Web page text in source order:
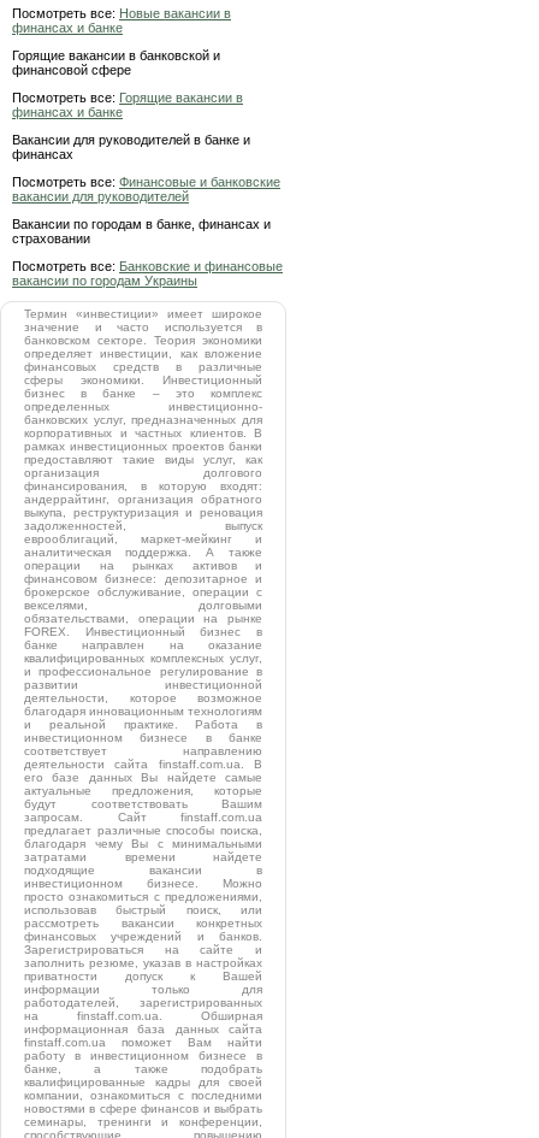
Посмотреть все: Новые вакансии в
финансах и банке
Горящие вакансии в банковской и
финансовой сфере
Посмотреть все: Горящие вакансии в
финансах и банке
Вакансии для руководителей в банке и
финансах
Посмотреть все: Финансовые и банковские
вакансии для руководителей
Вакансии по городам в банке, финансах и
страховании
Посмотреть все: Банковские и финансовые
вакансии по городам Украины
Термин «инвестиции» имеет широкое
значение и часто используется в
банковском секторе. Теория экономики
определяет инвестиции, как вложение
финансовых средств в различные
сферы экономики. Инвестиционный
бизнес в банке – это комплекс
определенных инвестиционно-
банковских услуг, предназначенных для
корпоративных и частных клиентов. В
рамках инвестиционных проектов банки
предоставляют такие виды услуг, как
организация долгового
финансирования, в которую входят:
андеррайтинг, организация обратного
выкупа, реструктуризация и реновация
задолженностей, выпуск
еврооблигаций, маркет-мейкинг и
аналитическая поддержка. А также
операции на рынках активов и
финансовом бизнесе: депозитарное и
брокерское обслуживание, операции с
векселями, долговыми
обязательствами, операции на рынке
FOREX. Инвестиционный бизнес в
банке направлен на оказание
квалифицированных комплексных услуг,
и профессиональное регулирование в
развитии инвестиционной
деятельности, которое возможное
благодаря инновационным технологиям
и реальной практике. Работа в
инвестиционном бизнесе в банке
соответствует направлению
деятельности сайта finstaff.com.ua. В
его базе данных Вы найдете самые
актуальные предложения, которые
будут соответствовать Вашим
запросам. Сайт finstaff.com.ua
предлагает различные способы поиска,
благодаря чему Вы с минимальными
затратами времени найдете
подходящие вакансии в
инвестиционном бизнесе. Можно
просто ознакомиться с предложениями,
использовав быстрый поиск, или
рассмотреть вакансии конкретных
финансовых учреждений и банков.
Зарегистрироваться на сайте и
заполнить резюме, указав в настройках
приватности допуск к Вашей
информации только для
работодателей, зарегистрированных
на finstaff.com.ua. Обширная
информационная база данных сайта
finstaff.com.ua поможет Вам найти
работу в инвестиционном бизнесе в
банке, а также подобрать
квалифицированные кадры для своей
компании, ознакомиться с последними
новостями в сфере финансов и выбрать
семинары, тренинги и конференции,
способствующие повышению